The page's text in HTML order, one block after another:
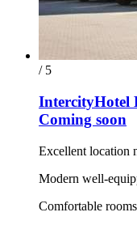
/ 5
IntercityHotel
Coming soon
Excellent location
Modern well-
Comfortable